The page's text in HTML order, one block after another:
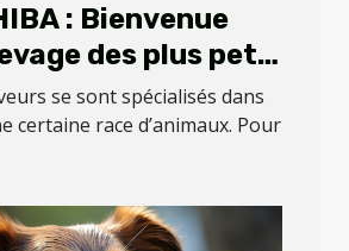
: Bienvenue
des plus petit
vous pouvez
sur la planète
se sont spécialisés dans
certaine race d’animaux. Pour